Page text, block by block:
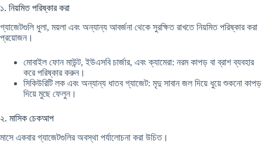
১. নিয়মিত পরিষ্কার করা
গ্যাজেটগুলি ধুলা, ময়লা এবং অন্যান্য আবর্জনা থেকে সুরক্ষিত রাখতে নিয়মিত পরিষ্কার করা
প্রয়োজন।
মোবাইল ফোন মাউন্ট, ইউএসবি চার্জার, এবং ক্যামেরা: নরম কাপড় বা ব্রাশ ব্যবহার
করে পরিষ্কার করুন।
সিকিউরিটি লক এবং অন্যান্য ধাতব গ্যাজেট: মৃদু সাবান জল দিয়ে ধুয়ে শুকনো কাপড়
দিয়ে মুছে ফেলুন।
২. মাসিক চেকআপ
মাসে একবার গ্যাজেটগুলির অবস্থা পর্যালোচনা করা উচিত।